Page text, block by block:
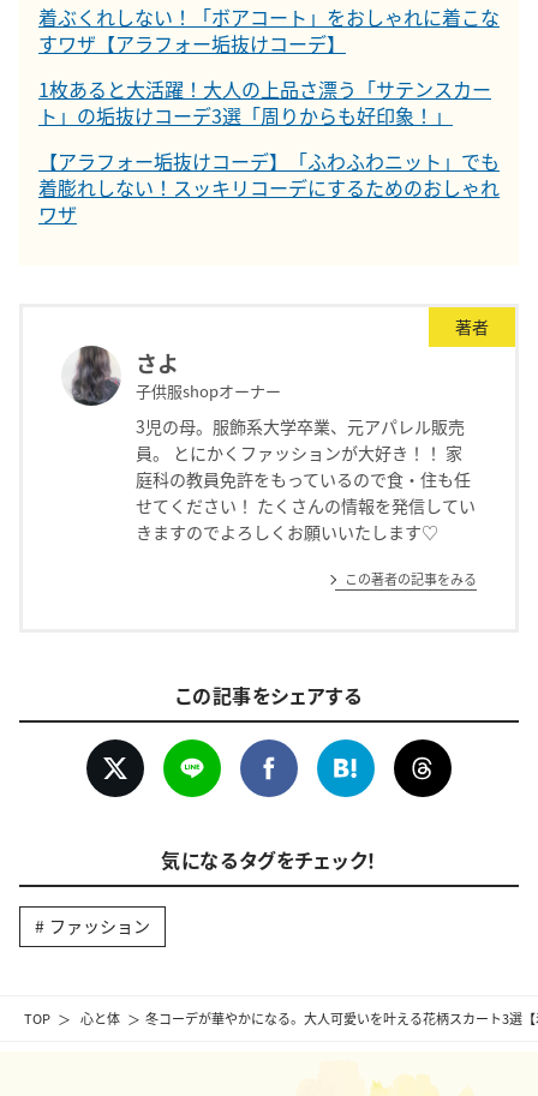
TOP 心と体 冬コーデが華やかになる。大人可愛いを叶える花柄スカート3選
着ぶくれしない！「ボアコート」をおしゃれに着こな
すワザ【アラフォー垢抜けコーデ】
1枚あると大活躍！大人の上品さ漂う「サテンスカー
ト」の垢抜けコーデ3選「周りからも好印象！」
【アラフォー垢抜けコーデ】「ふわふわニット」でも
着膨れしない！スッキリコーデにするためのおしゃれ
ワザ
著者
さよ
子供服shopオーナー
3児の母。服飾系大学卒業、元アパレル販売
員。 とにかくファッションが大好き！！ 家
庭科の教員免許をもっているので食・住も任
せてください！ たくさんの情報を発信してい
きますのでよろしくお願いいたします♡
この著者の記事をみる
この記事をシェアする
気になるタグをチェック！
ファッション